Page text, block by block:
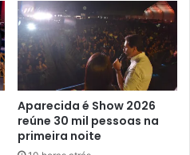
Aparecida é Show 2026
reúne 30 mil pessoas na
primeira noite